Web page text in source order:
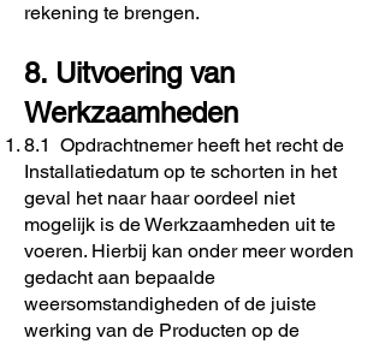
rekening te brengen.
8. Uitvoering van
Werkzaamheden
8.1 Opdrachtnemer heeft het recht de
Installatiedatum op te schorten in het
geval het naar haar oordeel niet
mogelijk is de Werkzaamheden uit te
voeren. Hierbij kan onder meer worden
gedacht aan bepaalde
weersomstandigheden of de juiste
werking van de Producten op de